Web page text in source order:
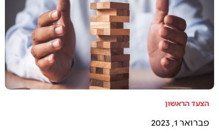
הצעד הראשון
פברואר 1, 2023